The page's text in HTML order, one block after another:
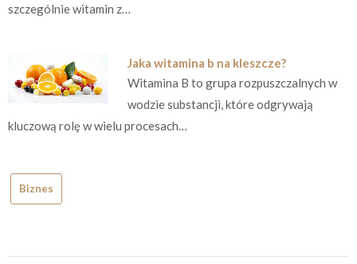
szczególnie witamin z…
Jaka witamina b na kleszcze?
Witamina B to grupa rozpuszczalnych w
wodzie substancji, które odgrywają
kluczową rolę w wielu procesach…
Biznes